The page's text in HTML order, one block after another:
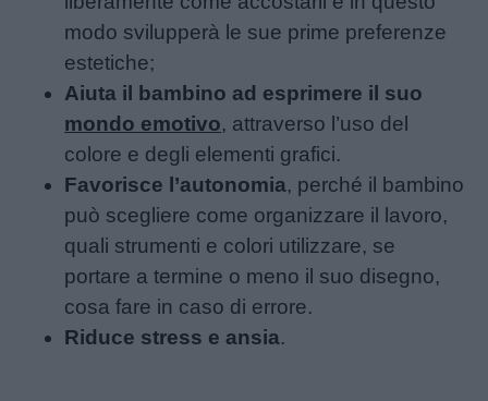
modo svilupperà le sue prime preferenze
estetiche;
Aiuta il bambino ad esprimere il suo
mondo emotivo, attraverso l’uso del
colore e degli elementi grafici.
Favorisce l’autonomia, perché il bambino
può scegliere come organizzare il lavoro,
quali strumenti e colori utilizzare, se
portare a termine o meno il suo disegno,
cosa fare in caso di errore.
Riduce stress e ansia.